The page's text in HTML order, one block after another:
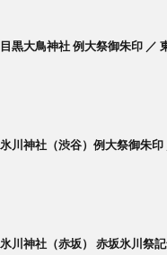
目黒大鳥神社 例大祭御朱印 ／
氷川神社（渋谷）例大祭御朱
氷川神社（赤坂） 赤坂氷川祭